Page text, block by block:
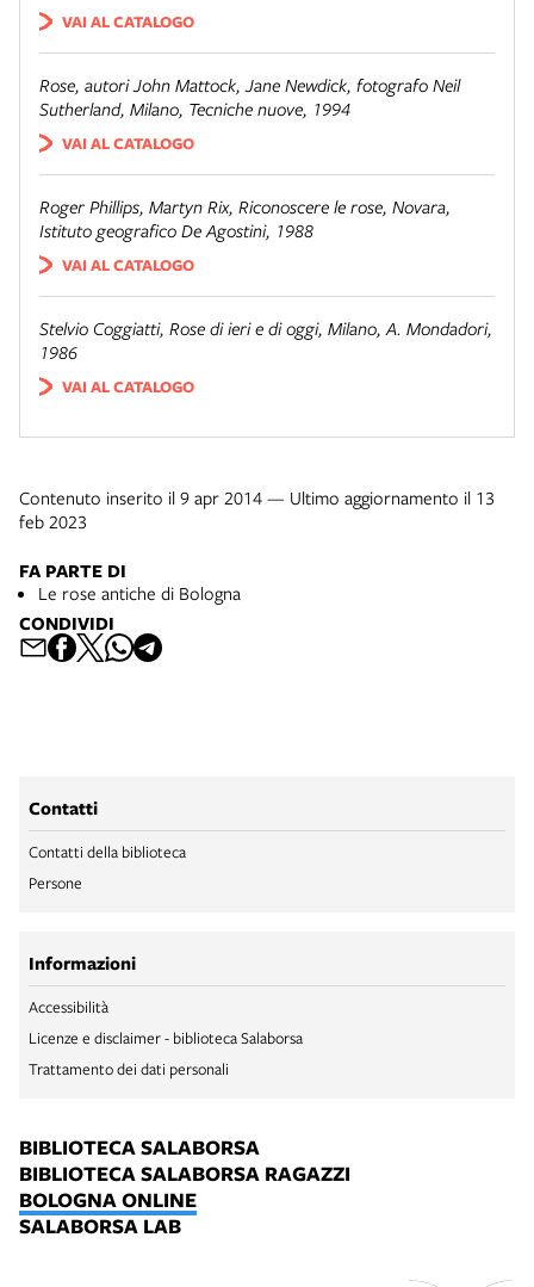
VAI AL CATALOGO
Rose, autori John Mattock, Jane Newdick, fotografo Neil
Sutherland, Milano, Tecniche nuove, 1994
VAI AL CATALOGO
Roger Phillips, Martyn Rix, Riconoscere le rose, Novara,
Istituto geografico De Agostini, 1988
VAI AL CATALOGO
Stelvio Coggiatti, Rose di ieri e di oggi, Milano, A. Mondadori,
1986
VAI AL CATALOGO
Contenuto inserito il 9 apr 2014 — Ultimo aggiornamento il 13
feb 2023
FA PARTE DI
Le rose antiche di Bologna
CONDIVIDI
Contatti
Contatti della biblioteca
Persone
Informazioni
Accessibilità
Licenze e disclaimer - biblioteca Salaborsa
Trattamento dei dati personali
BIBLIOTECA SALABORSA
BIBLIOTECA SALABORSA RAGAZZI
BOLOGNA ONLINE
SALABORSA LAB